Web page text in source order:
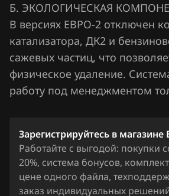
Lincoln
Livan
Luxgen
MAN
Mazda
Mercedes-Benz
MG
Б. ЭКОЛОГИЧЕСКАЯ
В версиях ЕВРО-2 отключен
катализатора, ДК2 и
сажевых частиц, что
физическое удаление.
работу под менеджментом
Зарегистрируйтесь в магазине
Работайте с выгодой: покупки
20%, система бонусов,
цене одного файла,
заказ индивидуальных